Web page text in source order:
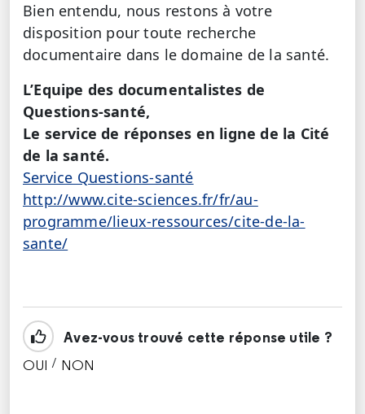
Bien entendu, nous restons à votre
disposition pour toute recherche
documentaire dans le domaine de la santé.
L’Equipe des documentalistes de
Questions-santé,
Le service de réponses en ligne de la Cité
de la santé.
Service Questions-santé
http://www.cite-sciences.fr/fr/au-
programme/lieux-ressources/cite-de-la-
sante/
Avez-vous trouvé cette réponse utile ?
OUI / NON